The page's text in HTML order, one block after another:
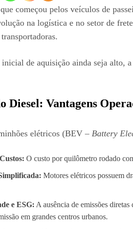
começou pelos veículos de
na logística e no setor de
de aquisição ainda seja alto,
Diesel: Vantagens
elétricos (BEV – Battery
O custo por quilômetro rodado
Motores elétricos possuem
e ESG: A ausência de emissões
em grandes centros urbanos.